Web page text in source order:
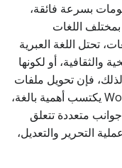
بسرعة فائقة،
اللغات
تحتل اللغة العبرية
والثقافية، أو لكونها
فإن تحويل ملفات
PDF المكتوبة باللغة العبرية إلى صيغة Word يكتسب أهمية بالغة،
متعددة تتعلق
التحرير والتعديل،